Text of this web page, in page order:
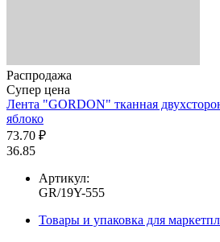
Распродажа
Супер цена
Лента "GORDON" тканная
яблоко
73.70 ₽
36.85
Артикул:
GR/19Y-555
Товары и упаковка для